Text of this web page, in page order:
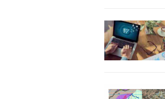
sırasında ÇED raporunda...